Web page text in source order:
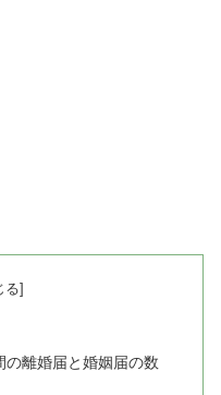
離婚届と婚姻届の数